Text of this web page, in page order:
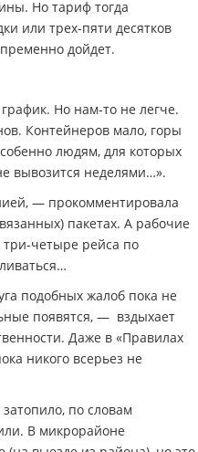
Но тариф тогда
или трех-пяти десятков
дойдет.
Но нам-то не легче.
Контейнеров мало, горы
людям, для которых
вывозится неделями…».
— прокомментировала
пакетах. А рабочие
четыре рейса по
подобных жалоб пока не
появятся, — вздыхает
Даже в «Правилах
никого всерьез не
по словам
В микрорайоне